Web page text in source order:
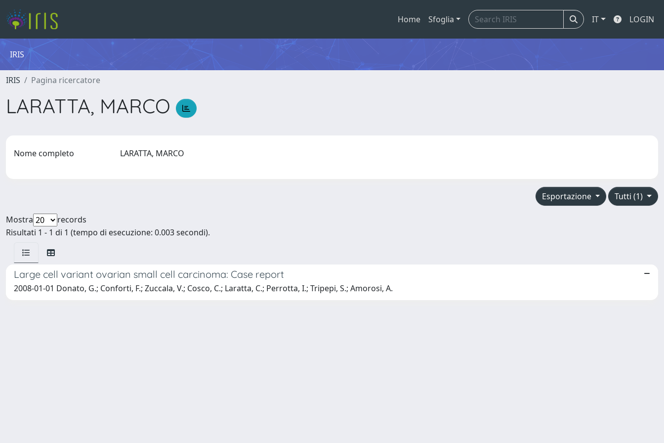
Home Sfoglia IT LOGIN
IRIS
IRIS Pagina ricercatore
LARATTA, MARCO
Nome completo LARATTA, MARCO
Tutti (1)
Esportazione
Mostra
records
Risultati 1 - 1 di 1 (tempo di esecuzione: 0.003 secondi).
Large cell variant ovarian small cell carcinoma: Case report
2008-01-01 Donato, G.; Conforti, F.; Zuccala, V.; Cosco, C.; Laratta, C.; Perrotta, I.; Tripepi, S.; Amorosi, A.